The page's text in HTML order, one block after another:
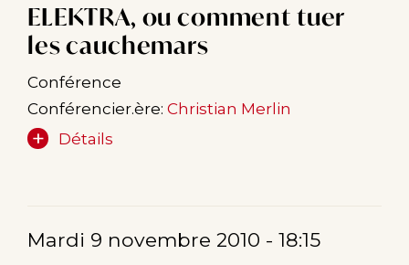
ELEKTRA, ou comment tuer
les cauchemars
Conférence
Conférencier.ère: Christian Merlin
Détails
Mardi 9 novembre 2010 - 18:15